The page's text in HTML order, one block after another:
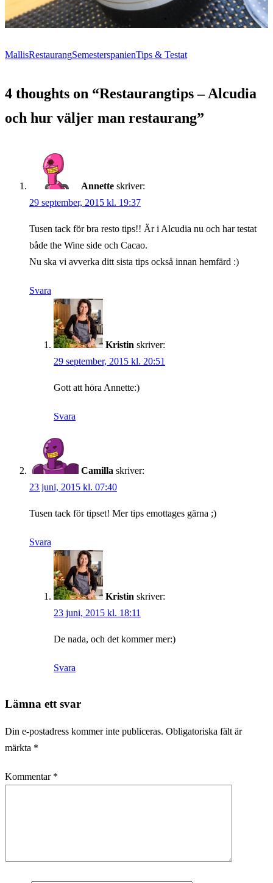
MallisRestaurangSemesterspanienTips & Testat
4 thoughts on “Restaurangtips – Alcudia
och hur väljer man restaurang”
Annette skriver:
29 september, 2015 kl. 19:37
Tusen tack för bra resto tips!! Är i Alcudia nu och har testat
både the Wine side och Cacao.
Nu ska vi avverka ditt sista tips också innan hemfärd :)
Svara
Kristin skriver:
29 september, 2015 kl. 20:51
Gott att höra Annette:)
Svara
Camilla skriver:
23 juni, 2015 kl. 07:40
Tusen tack för tipset! Mer tips emottages gärna ;)
Svara
Kristin skriver:
23 juni, 2015 kl. 18:11
De nada, och det kommer mer:)
Svara
Lämna ett svar
Din e-postadress kommer inte publiceras. Obligatoriska fält är
märkta *
Kommentar *